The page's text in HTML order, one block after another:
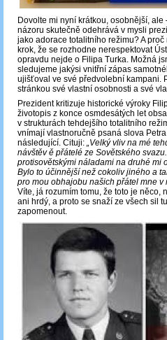
Dovolte mi nyní krátkou, osobnější,
názoru skutečně odehrává v mysli
jako adorace totalitního režimu? A
krok, že se rozhodne nerespektovat
opravdu nejde o Filipa Turka. Možná
sledujeme jakýsi vnitřní zápas
ujišťoval ve své předvolební kampani.
stránkou své vlastní osobnosti a své
Prezident kritizuje historické výroky
životopis z konce osmdesátých let
v strukturách tehdejšího totalitního
vnímají vlastnoručně psaná slova
následující. Cituji: „Velký vliv na mé
návštěv ě přátelé ze Sovětského
protisovětskými náladami na druhé mi
Bylo to účinnější než cokoliv jiného a
pro mou obhajobu našich přátel mne v
Víte, já rozumím tomu, že toto je něco,
ani hrdý, a proto se snaží ze všech sil
zapomenout.